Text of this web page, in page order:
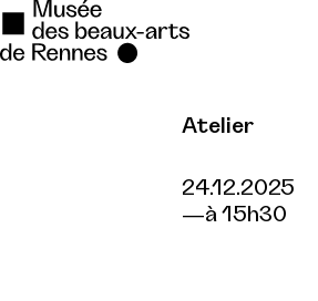
Atelier
24.12.2025
à 15h30